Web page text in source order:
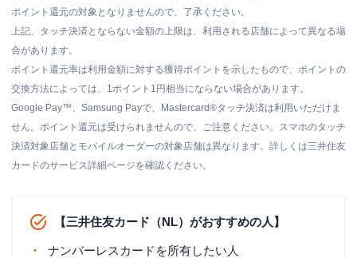
ポイント還元の対象となりませんので、了承ください。
上記、タッチ決済とならない金額の上限は、利用される店舗によって異なる場
合があります。
ポイント還元率は利用金額に対する獲得ポイントを示したもので、ポイントの
交換方法によっては、1ポイント1円相当にならない場合があります。
Google Pay™、Samsung Payで、Mastercard®タッチ決済は利用いただけま
せん。ポイント還元は受けられませんので、ご注意ください。スマホのタッチ
決済対象店舗とモバイルオーダーの対象店舗は異なります。詳しくは三井住友
カードのサービス詳細ページを確認ください。
【三井住友カード（NL）がおすすめの人】
ナンバーレスカードを所有したい人